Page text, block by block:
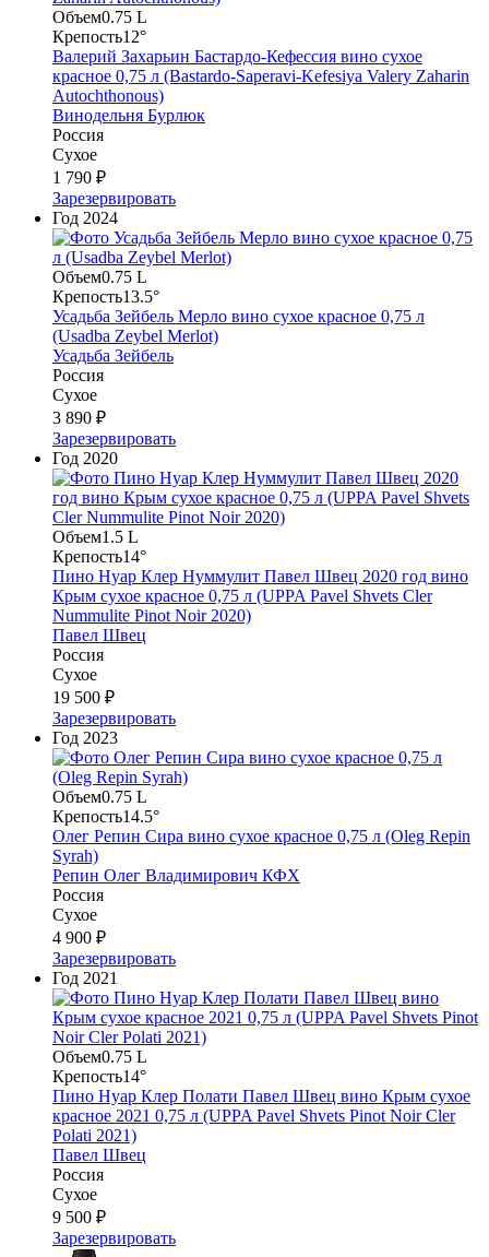
Объем0.75 L
Крепость12°
Валерий Захарьин Бастардо-Кефессия вино сухое
красное 0,75 л (Bastardo-Saperavi-Kefesiya Valery Zaharin
Autochthonous)
Винодельня Бурлюк
Россия
Сухое
1 790 ₽
Зарезервировать
Год 2024
Объем0.75 L
Крепость13.5°
Усадьба Зейбель Мерло вино сухое красное 0,75 л
(Usadba Zeybel Merlot)
Усадьба Зейбель
Россия
Сухое
3 890 ₽
Зарезервировать
Год 2020
Объем1.5 L
Крепость14°
Пино Нуар Клер Нуммулит Павел Швец 2020 год вино
Крым сухое красное 0,75 л (UPPA Pavel Shvets Cler
Nummulite Pinot Noir 2020)
Павел Швец
Россия
Сухое
19 500 ₽
Зарезервировать
Год 2023
Объем0.75 L
Крепость14.5°
Олег Репин Сира вино сухое красное 0,75 л (Oleg Repin
Syrah)
Репин Олег Владимирович КФХ
Россия
Сухое
4 900 ₽
Зарезервировать
Год 2021
Объем0.75 L
Крепость14°
Пино Нуар Клер Полати Павел Швец вино Крым сухое
красное 2021 0,75 л (UPPA Pavel Shvets Pinot Noir Cler
Polati 2021)
Павел Швец
Россия
Сухое
9 500 ₽
Зарезервировать